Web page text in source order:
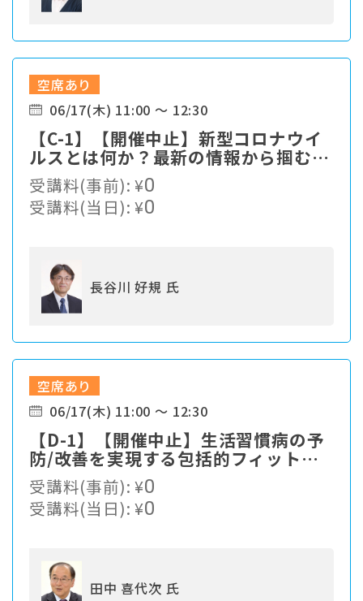
空席あり
06/17(木) 11:00 ～ 12:30
【C-1】【開催中止】新型コロナウイ
ルスとは何か？最新の情報から掴む対
策最前線
受講料(事前):¥0
受講料(当日):¥0
長谷川 好規 氏
空席あり
06/17(木) 11:00 ～ 12:30
【D-1】【開催中止】生活習慣病の予
防/改善を実現する包括的フィットネ
スプログラム
受講料(事前):¥0
受講料(当日):¥0
田中 喜代次 氏